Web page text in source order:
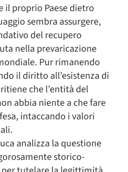
il proprio Paese dietro
sembra assurgere,
del recupero
nella prevaricazione
Pur rimanendo
il diritto all’esistenza di
che l’entità del
abbia niente a che fare
intaccando i valori
analizza la questione
storico-